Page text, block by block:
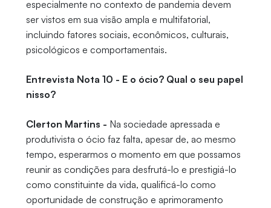
especialmente no contexto de pandemia devem
ser vistos em sua visão ampla e multifatorial,
incluindo fatores sociais, econômicos, culturais,
psicológicos e comportamentais.
Entrevista Nota 10 - E o ócio? Qual o seu papel
nisso?
Clerton Martins - Na sociedade apressada e
produtivista o ócio faz falta, apesar de, ao mesmo
tempo, esperarmos o momento em que possamos
reunir as condições para desfrutá-lo e prestigiá-lo
como constituinte da vida, qualificá-lo como
oportunidade de construção e aprimoramento